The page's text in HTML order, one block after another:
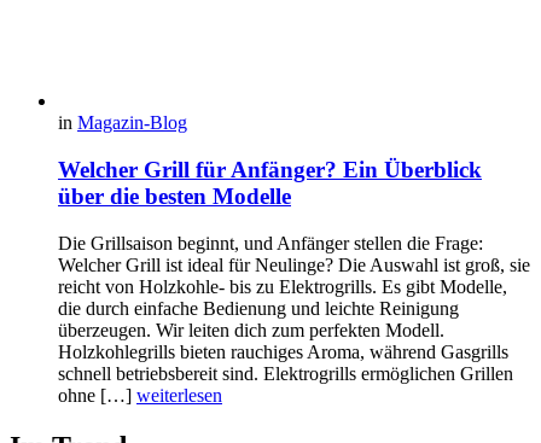
in Magazin-Blog
Welcher Grill für Anfänger? Ein Überblick
über die besten Modelle
Die Grillsaison beginnt, und Anfänger stellen die Frage:
Welcher Grill ist ideal für Neulinge? Die Auswahl ist groß, sie
reicht von Holzkohle- bis zu Elektrogrills. Es gibt Modelle,
die durch einfache Bedienung und leichte Reinigung
überzeugen. Wir leiten dich zum perfekten Modell.
Holzkohlegrills bieten rauchiges Aroma, während Gasgrills
schnell betriebsbereit sind. Elektrogrills ermöglichen Grillen
ohne […] weiterlesen